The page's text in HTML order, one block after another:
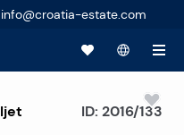
info@croatia-estate.com
ID: 2016/133